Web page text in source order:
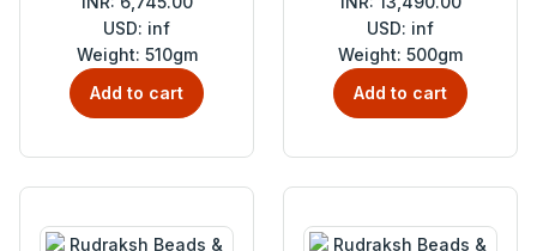
USD: inf
Weight: 510gm
Add to cart
USD: inf
Weight: 500gm
Add to cart